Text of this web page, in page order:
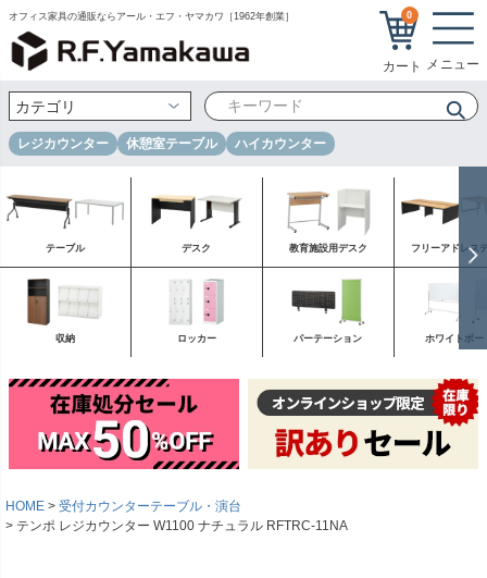
オフィス家具の通販ならアール・エフ・ヤマカワ［1962年創業］ 0
レジカウンター 休憩室テーブル ハイカウンター
テーブル デスク 教育施設用デスク フリーアドレス
収納 ロッカー パーテーション ホワイトボー
HOME
受付カウンターテーブル・演台
テンポ レジカウンター W1100 ナチュラル RFTRC-11NA